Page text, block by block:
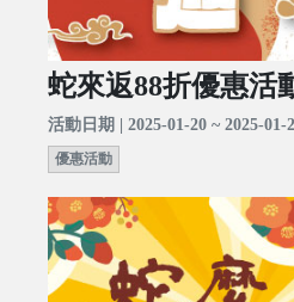
蛇來返88折優惠活
活動日期 | 2025-01-20 ~ 2025-01-
優惠活動